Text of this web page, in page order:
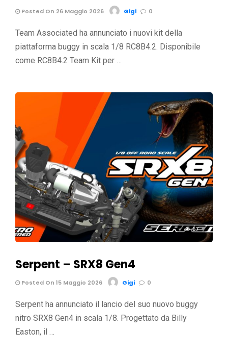
Posted On 26 Maggio 2026 Gigi 0
Team Associated ha annunciato i nuovi kit della
piattaforma buggy in scala 1/8 RC8B4.2. Disponibile
come RC8B4.2 Team Kit per …
67
Serpent – SRX8 Gen4
Posted On 15 Maggio 2026 Gigi 0
Serpent ha annunciato il lancio del suo nuovo buggy
nitro SRX8 Gen4 in scala 1/8. Progettato da Billy
Easton, il …